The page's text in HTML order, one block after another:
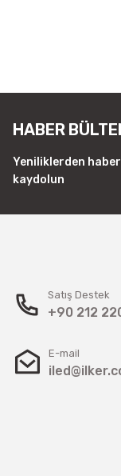
Jinbo
HABER
Yeniliklerden
kaydolun
Satış Destek
+90 212
E-mail